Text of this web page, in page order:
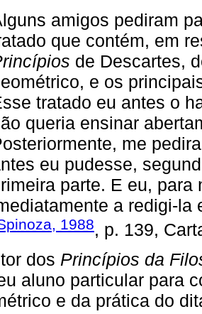
amigos pediram
que contém, em
de Descartes,
e os
tratado eu antes o
queria ensinar
me
eu pudesse,
parte. E eu,
a redigi-la
1988, p. 139,
dos Princípios da
aluno particular para
e da prática do